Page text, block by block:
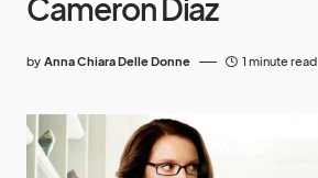
Cameron Diaz
by Anna Chiara Delle Donne 1 minute read